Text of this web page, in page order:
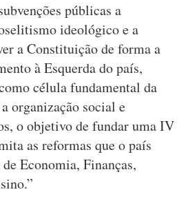
públicas a
ideológico e a
a Constituição de forma a
à Esquerda do país,
célula fundamental da
organização social e
o objetivo de fundar uma IV
as reformas que o país
Economia, Finanças,